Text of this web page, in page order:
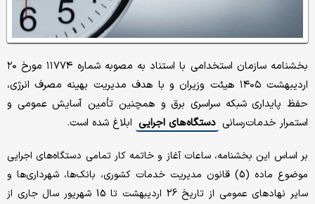
بخشنامه سازمان استخدامی با استناد به مصوبه شماره ۱۱۷۷۴ مورخ ۲۰
اردیبهشت ۱۴۰۵ هیئت وزیران و با هدف مدیریت بهینه مصرف انرژی،
حفظ پایداری شبکه سراسری برق و همچنین تأمین آسایش عمومی و
استمرار خدمات‌رسانی دستگاه‌های اجرایی ابلاغ شده است.
بر اساس این بخشنامه، ساعات آغاز و خاتمه کار تمامی دستگاه‌های اجرایی
موضوع ماده (5) قانون مدیریت خدمات کشوری، بانک‌ها، شهرداری‌ها و
سایر نهادهای عمومی از تاریخ 26 اردیبهشت تا 15 شهریور سال جاری از